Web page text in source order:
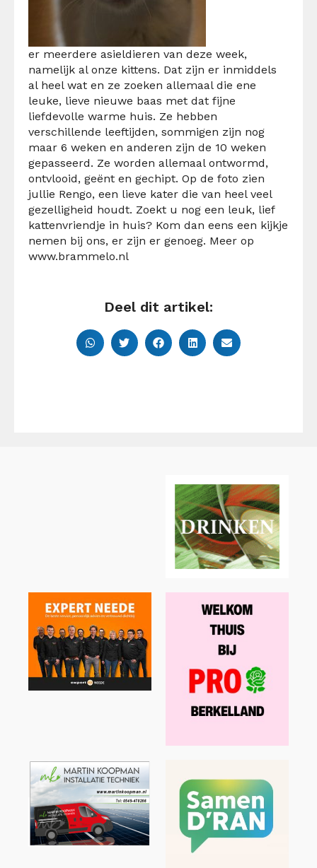
er meerdere asieldieren van deze week,
namelijk al onze kittens. Dat zijn er inmiddels
al heel wat en ze zoeken allemaal die ene
leuke, lieve nieuwe baas met dat fijne
liefdevolle warme huis. Ze hebben
verschillende leeftijden, sommigen zijn nog
maar 6 weken en anderen zijn de 10 weken
gepasseerd. Ze worden allemaal ontwormd,
ontvlooid, geënt en gechipt. Op de foto zien
jullie Rengo, een lieve kater die van heel veel
gezelligheid houdt. Zoekt u nog een leuk, lief
kattenvriendje in huis? Kom dan eens een kijkje
nemen bij ons, er zijn er genoeg. Meer op
www.brammelo.nl
Deel dit artikel: